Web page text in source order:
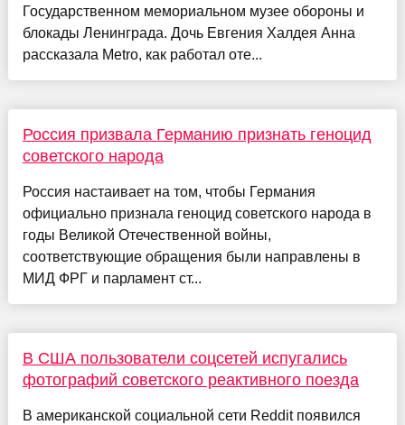
Государственном мемориальном музее обороны и
блокады Ленинграда. Дочь Евгения Халдея Анна
рассказала Metro, как работал оте...
Россия призвала Германию признать геноцид
советского народа
Россия настаивает на том, чтобы Германия
официально признала геноцид советского народа в
годы Великой Отечественной войны,
соответствующие обращения были направлены в
МИД ФРГ и парламент ст...
В США пользователи соцсетей испугались
фотографий советского реактивного поезда
В американской социальной сети Reddit появился